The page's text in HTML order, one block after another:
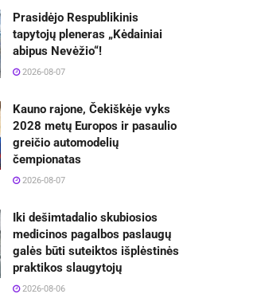
Prasidėjo Respublikinis
tapytojų pleneras „Kėdainiai
abipus Nevėžio“!
2026-08-07
Kauno rajone, Čekiškėje vyks
2028 metų Europos ir pasaulio
greičio automodelių
čempionatas
2026-08-07
Iki dešimtadalio skubiosios
medicinos pagalbos paslaugų
galės būti suteiktos išplėstinės
praktikos slaugytojų
2026-08-06